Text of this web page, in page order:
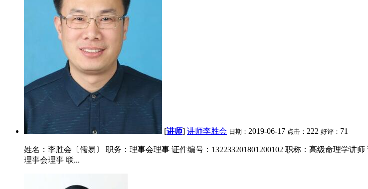
[讲师] 讲师李胜会 日期： 2019-06-17 点击： 222 好评： 71
姓名：李胜会〔儒易〕 职务：理事会理事 证件编号：132233201801200102 职称：高级命理学讲
理事会理事 联...